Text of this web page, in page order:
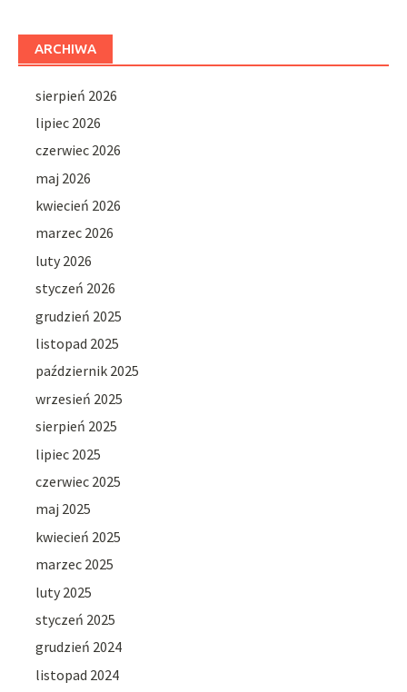
ARCHIWA
sierpień 2026
lipiec 2026
czerwiec 2026
maj 2026
kwiecień 2026
marzec 2026
luty 2026
styczeń 2026
grudzień 2025
listopad 2025
październik 2025
wrzesień 2025
sierpień 2025
lipiec 2025
czerwiec 2025
maj 2025
kwiecień 2025
marzec 2025
luty 2025
styczeń 2025
grudzień 2024
listopad 2024